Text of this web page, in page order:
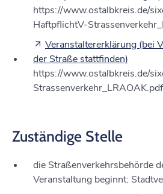
https://www.ostalbkreis.de/
HaftpflichtV-
Veranstaltererklärung (bei
der Straße stattfinden)
https://www.ostalbkreis.de/
Strassenverkehr_LRAOAK.pdf
Zuständige Stelle
die Straßenverkehrsbehörde
Veranstaltung beginnt: